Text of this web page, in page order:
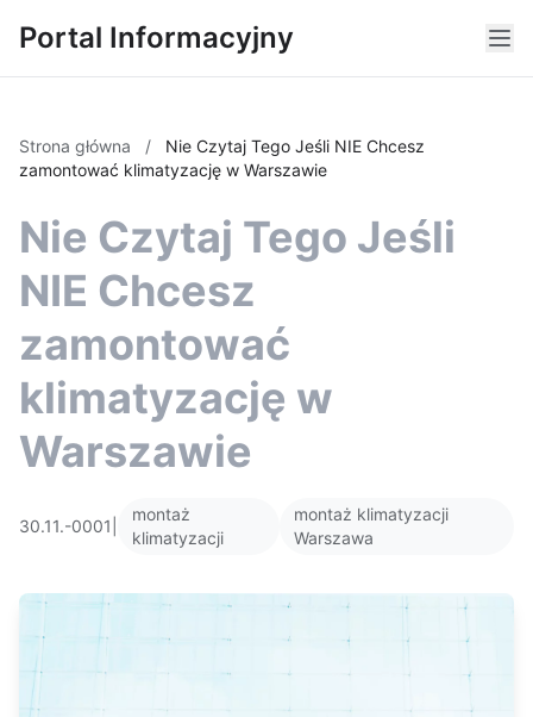
Portal Informacyjny
Strona główna /
Nie Czytaj Tego Jeśli NIE Chcesz
zamontować klimatyzację w Warszawie
Nie Czytaj Tego Jeśli
NIE Chcesz
zamontować
klimatyzację w
Warszawie
30.11.-0001
montaż
klimatyzacji
montaż klimatyzacji
Warszawa